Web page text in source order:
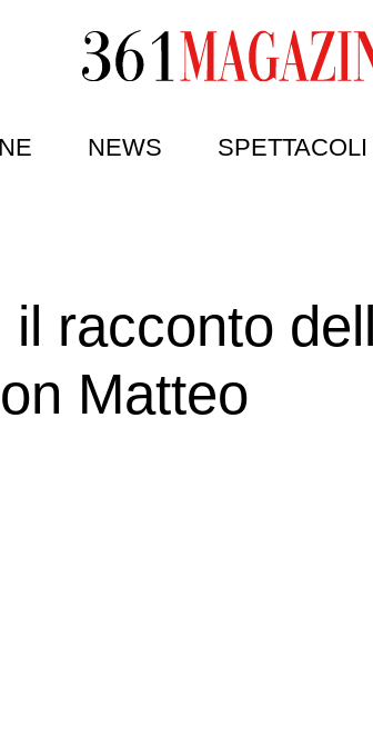
NEWS SPETTACOLI
racconto
Matteo